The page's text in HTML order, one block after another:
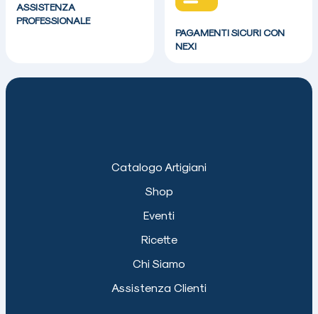
ASSISTENZA
PROFESSIONALE
PAGAMENTI SICURI CON
NEXI
Catalogo Artigiani
Shop
Eventi
Ricette
Chi Siamo
Assistenza Clienti